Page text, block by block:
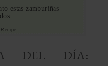
estas zamburiñas
DEL DÍA: